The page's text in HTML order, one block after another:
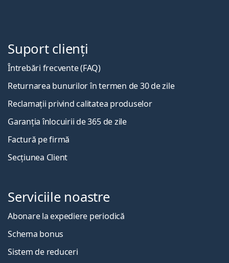
Suport clienți
Întrebări frecvente (FAQ)
Returnarea bunurilor în termen de 30 de zile
Reclamații privind calitatea produselor
Garanția înlocuirii de 365 de zile
Factură pe firmă
Secțiunea Client
Serviciile noastre
Abonare la expediere periodică
Schema bonus
Sistem de reduceri